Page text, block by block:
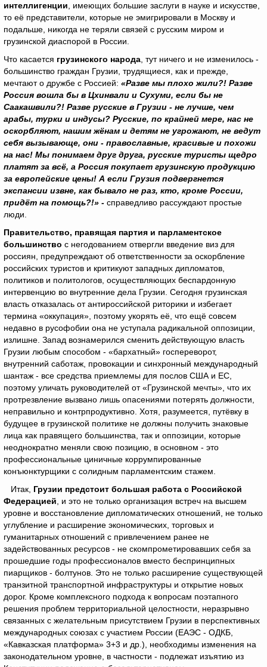
интеллигенции , имеющих большие заслуги в науке и искусстве,
то её представители, которые не эмигрировали в Москву и
подальше, никогда не теряли связей с русским миром и
грузинской диаспорой в России.
Что касается грузинского народа , тут ничего и не изменилось -
большинство граждан Грузии, трудящиеся, как и прежде,
мечтают о дружбе с Россией: «Разве мы плохо жили?! Разве
Россия вошла бы в Цхинвали и Сухуми, если бы не
Саакашвили?! Разве русские в Грузии - не лучше, чем
арабы, турки и индусы? Русские, по крайней мере, нас не
оскорбляют, нашим жёнам и детям не угрожают, не ведут
себя вызывающе, они - православные, красивые и похожи
на нас! Мы понимаем друг друга, русские туристы щедро
платят за всё, а Россия покупает грузинскую продукцию
за европейские цены! А если Грузия подвергнется
экспансии извне, как бывало не раз, кто, кроме России,
придёт на помощь?!» - справедливо рассуждают простые
люди.
Правительство, правящая партия и парламентское
большинство с негодованием отвергли введение виз для
россиян, предупреждают об ответственности за оскорбление
российских туристов и критикуют западных дипломатов,
политиков и политологов, осуществляющих беспардонную
интервенцию во внутренние дела Грузии. Сегодня грузинская
власть отказалась от антироссийской риторики и избегает
термина «оккупация», поэтому укорять её, что ещё совсем
недавно в русофобии она не уступала радикальной оппозиции,
излишне. Запад вознамерился сменить действующую власть
Грузии любым способом - «бархатный» госпереворот,
внутренний саботаж, провокации и синхронный международный
шантаж - все средства приемлемы для послов США и ЕС,
поэтому уличать руководителей от «Грузинской мечты», что их
протрезвление вызвано лишь опасениями потерять должности,
неправильно и контрпродуктивно. Хотя, разумеется, путёвку в
будущее в грузинской политике не должны получить знаковые
лица как правящего большинства, так и оппозиции, которые
неоднократно меняли свою позицию, в основном - это
профессиональные циничные коррумпированные
конъюнктурщики с солидным парламентским стажем.
Итак, Грузии предстоит большая работа с Российской
Федерацией , и это не только организация встреч на высшем
уровне и восстановление дипломатических отношений, не только
углубление и расширение экономических, торговых и
гуманитарных отношений с привлечением ранее не
задействованных ресурсов - не скомпрометировавших себя за
прошедшие годы профессионалов вместо беспринципных
пиарщиков - болтунов. Это не только расширение существующей
транзитной транспортной инфраструктуры и открытие новых
дорог. Кроме комплексного подхода к вопросам поэтапного
решения проблем территориальной целостности, неразрывно
связанных с желательным присутствием Грузии в перспективных
международных союзах с участием России (ЕАЭС - ОДКБ,
«Кавказская платформа» 3+3 и др.), необходимы изменения на
законодательном уровне, в частности - подлежат изъятию из